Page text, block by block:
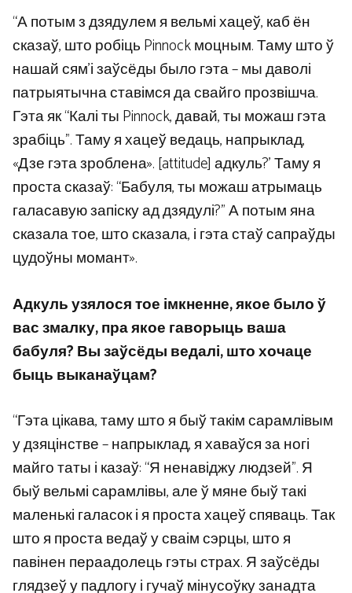
“А потым з дзядулем я вельмі хацеў, каб ён
сказаў, што робіць Pinnock моцным. Таму што ў
нашай сям’і заўсёды было гэта – мы даволі
патрыятычна ставімся да свайго прозвішча.
Гэта як “Калі ты Pinnock, давай, ты можаш гэта
зрабіць”. Таму я хацеў ведаць, напрыклад,
«Дзе гэта зроблена». [attitude] адкуль?’ Таму я
проста сказаў: “Бабуля, ты можаш атрымаць
галасавую запіску ад дзядулі?” А потым яна
сказала тое, што сказала, і гэта стаў сапраўды
цудоўны момант».
Адкуль узялося тое імкненне, якое было ў
вас змалку, пра якое гаворыць ваша
бабуля? Вы заўсёды ведалі, што хочаце
быць выканаўцам?
“Гэта цікава, таму што я быў такім сарамлівым
у дзяцінстве – напрыклад, я хаваўся за ногі
майго таты і казаў: “Я ненавіджу людзей”. Я
быў вельмі сарамлівы, але ў мяне быў такі
маленькі галасок і я проста хацеў спяваць. Так
што я проста ведаў у сваім сэрцы, што я
павінен пераадолець гэты страх. Я заўсёды
глядзеў у падлогу і гучаў мінусоўку занадта